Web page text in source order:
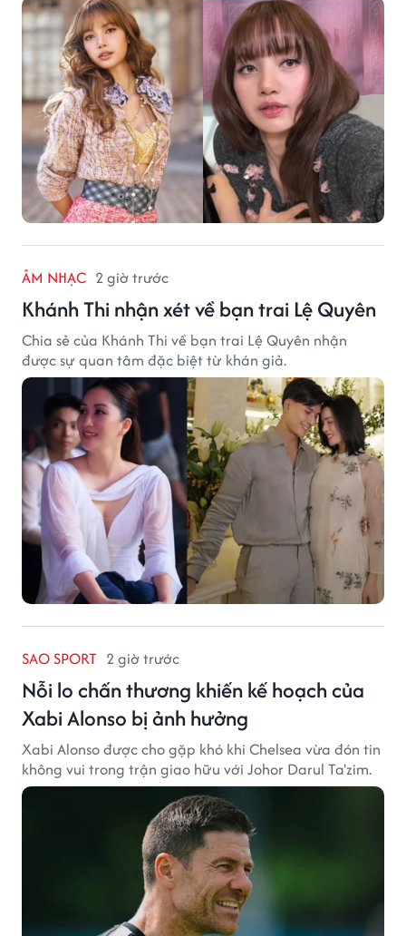
ÂM NHẠC 2 giờ trước
Khánh Thi nhận xét về bạn trai Lệ Quyên
Chia sẻ của Khánh Thi về bạn trai Lệ Quyên nhận
được sự quan tâm đặc biệt từ khán giả.
SAO SPORT 2 giờ trước
Nỗi lo chấn thương khiến kế hoạch của
Xabi Alonso bị ảnh hưởng
Xabi Alonso được cho gặp khó khi Chelsea vừa đón tin
không vui trong trận giao hữu với Johor Darul Ta'zim.